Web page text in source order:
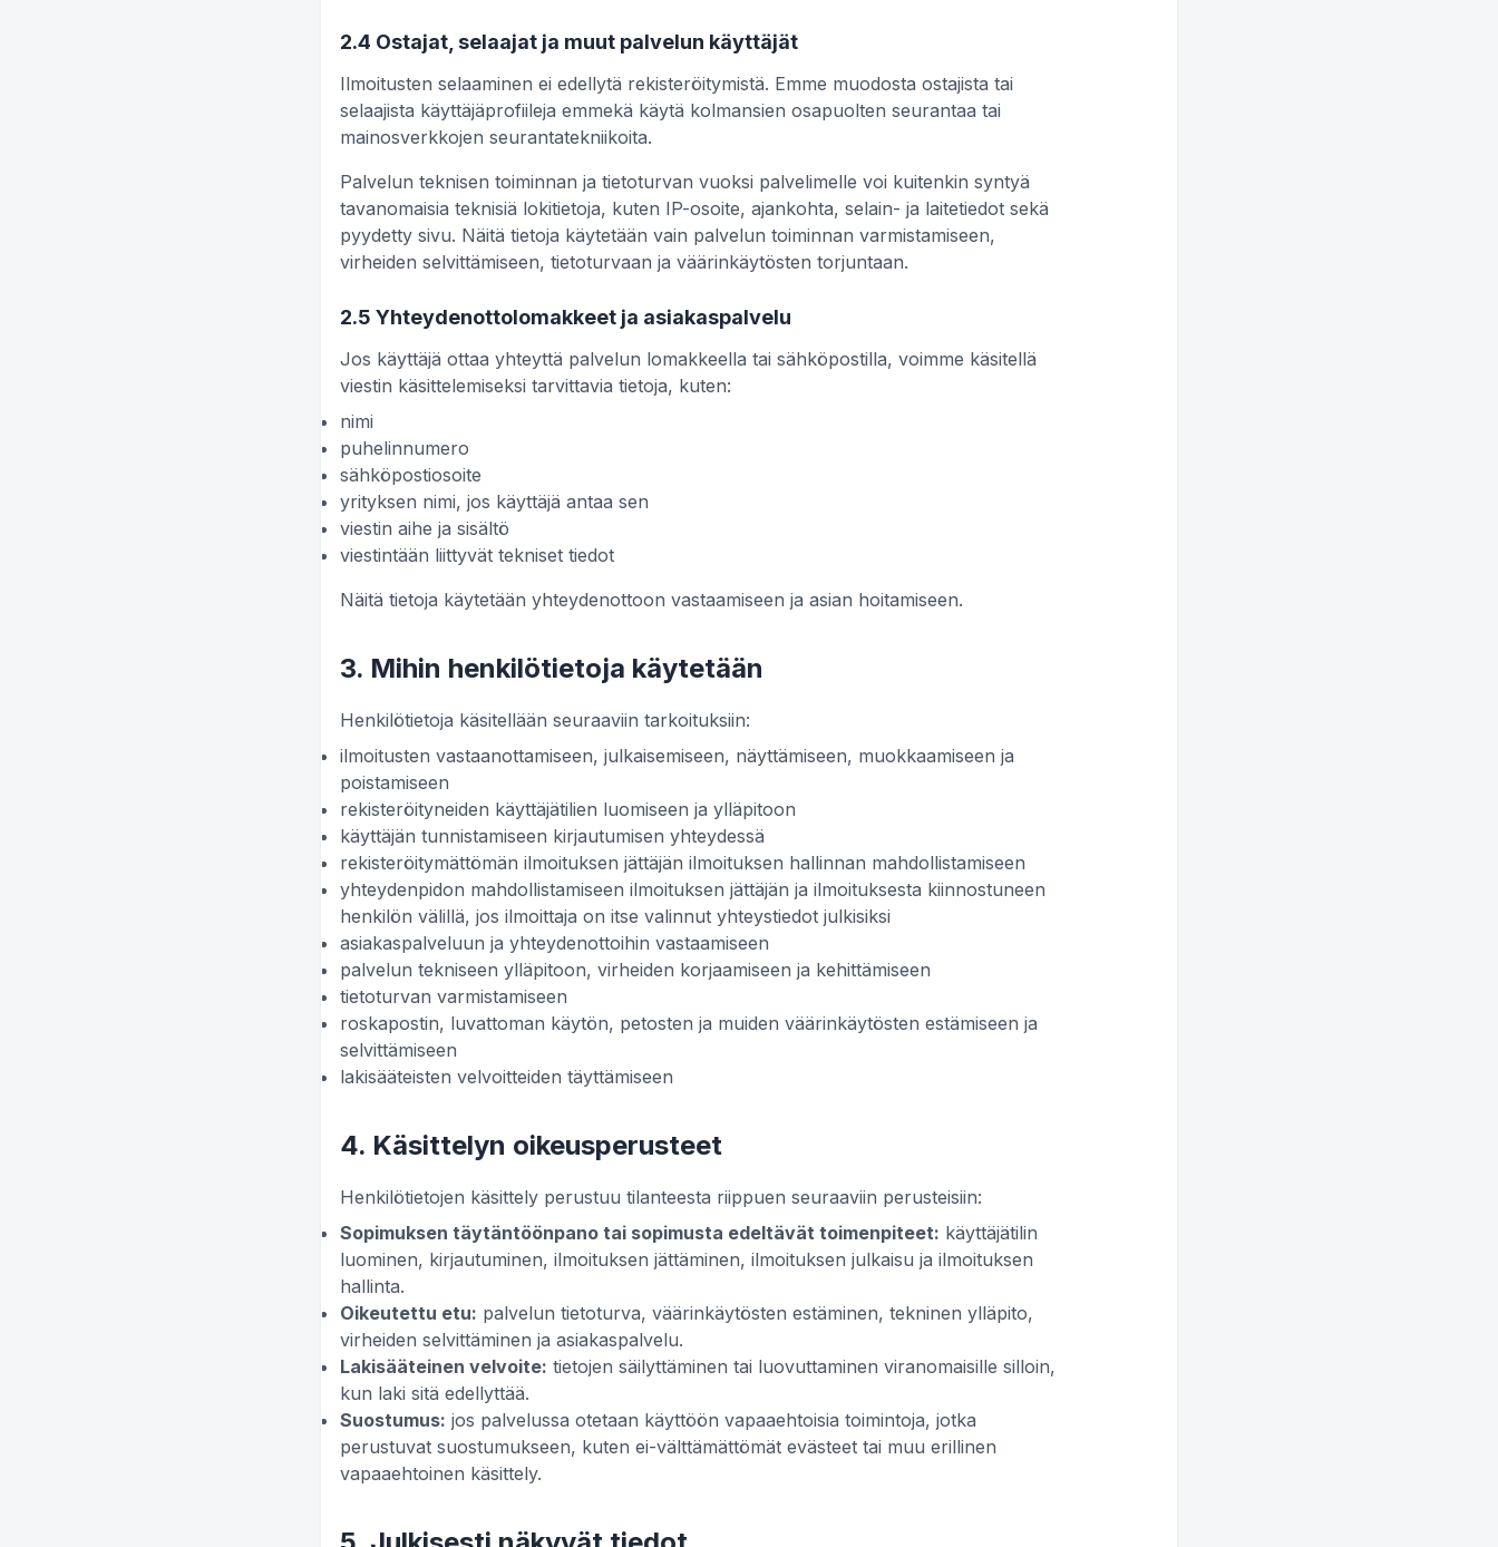
2.4 Ostajat, selaajat ja muut palvelun käyttäjät
Ilmoitusten selaaminen ei edellytä rekisteröitymistä. Emme muodosta ostajista tai
selaajista käyttäjäprofiileja emmekä käytä kolmansien osapuolten seurantaa tai
mainosverkkojen seurantatekniikoita.
Palvelun teknisen toiminnan ja tietoturvan vuoksi palvelimelle voi kuitenkin syntyä
tavanomaisia teknisiä lokitietoja, kuten IP-osoite, ajankohta, selain- ja laitetiedot sekä
pyydetty sivu. Näitä tietoja käytetään vain palvelun toiminnan varmistamiseen,
virheiden selvittämiseen, tietoturvaan ja väärinkäytösten torjuntaan.
2.5 Yhteydenottolomakkeet ja asiakaspalvelu
Jos käyttäjä ottaa yhteyttä palvelun lomakkeella tai sähköpostilla, voimme käsitellä
viestin käsittelemiseksi tarvittavia tietoja, kuten:
nimi
puhelinnumero
sähköpostiosoite
yrityksen nimi, jos käyttäjä antaa sen
viestin aihe ja sisältö
viestintään liittyvät tekniset tiedot
Näitä tietoja käytetään yhteydenottoon vastaamiseen ja asian hoitamiseen.
3. Mihin henkilötietoja käytetään
Henkilötietoja käsitellään seuraaviin tarkoituksiin:
ilmoitusten vastaanottamiseen, julkaisemiseen, näyttämiseen, muokkaamiseen ja
poistamiseen
rekisteröityneiden käyttäjätilien luomiseen ja ylläpitoon
käyttäjän tunnistamiseen kirjautumisen yhteydessä
rekisteröitymättömän ilmoituksen jättäjän ilmoituksen hallinnan mahdollistamiseen
yhteydenpidon mahdollistamiseen ilmoituksen jättäjän ja ilmoituksesta kiinnostuneen
henkilön välillä, jos ilmoittaja on itse valinnut yhteystiedot julkisiksi
asiakaspalveluun ja yhteydenottoihin vastaamiseen
palvelun tekniseen ylläpitoon, virheiden korjaamiseen ja kehittämiseen
tietoturvan varmistamiseen
roskapostin, luvattoman käytön, petosten ja muiden väärinkäytösten estämiseen ja
selvittämiseen
lakisääteisten velvoitteiden täyttämiseen
4. Käsittelyn oikeusperusteet
Henkilötietojen käsittely perustuu tilanteesta riippuen seuraaviin perusteisiin:
Sopimuksen täytäntöönpano tai sopimusta edeltävät toimenpiteet: käyttäjätilin
luominen, kirjautuminen, ilmoituksen jättäminen, ilmoituksen julkaisu ja ilmoituksen
hallinta.
Oikeutettu etu: palvelun tietoturva, väärinkäytösten estäminen, tekninen ylläpito,
virheiden selvittäminen ja asiakaspalvelu.
Lakisääteinen velvoite: tietojen säilyttäminen tai luovuttaminen viranomaisille silloin,
kun laki sitä edellyttää.
Suostumus: jos palvelussa otetaan käyttöön vapaaehtoisia toimintoja, jotka
perustuvat suostumukseen, kuten ei-välttämättömät evästeet tai muu erillinen
vapaaehtoinen käsittely.